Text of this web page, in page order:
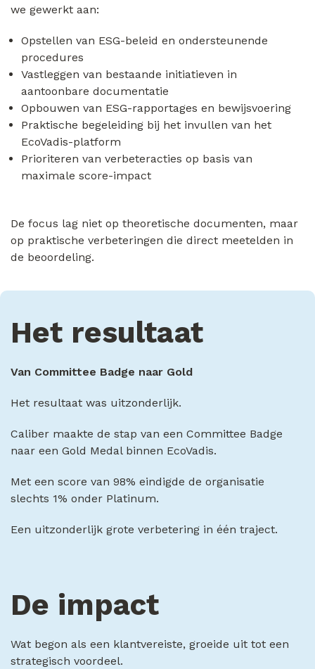
we gewerkt aan:
Opstellen van ESG-beleid en ondersteunende
procedures
Vastleggen van bestaande initiatieven in
aantoonbare documentatie
Opbouwen van ESG-rapportages en bewijsvoering
Praktische begeleiding bij het invullen van het
EcoVadis-platform
Prioriteren van verbeteracties op basis van
maximale score-impact
De focus lag niet op theoretische documenten, maar
op praktische verbeteringen die direct meetelden in
de beoordeling.
Het resultaat
Van Committee Badge naar Gold
Het resultaat was uitzonderlijk.
Caliber maakte de stap van een Committee Badge
naar een Gold Medal binnen EcoVadis.
Met een score van 98% eindigde de organisatie
slechts 1% onder Platinum.
Een uitzonderlijk grote verbetering in één traject.
De impact
Wat begon als een klantvereiste, groeide uit tot een
strategisch voordeel.